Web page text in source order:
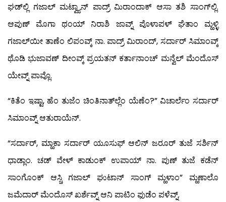
ಘಡ್‍ಲ್ಲಿ ಗಜಾಲ್ ಮಟ್ವ್ಯಾನ್ ಪಾದ್ರ್ ಮಿರಾಂದಾಕ್ ಆಸಾ ತಶಿ ಸಾಂಗ್‍ಲ್ಲಿ.
ಆಪುಣ್ ಮೊಗಾ ಥಂಯ್ ನಿರಾಶಿ ಜಾವ್ನ್ ಪೊಳಾಪಳ್ ಘೆತಾಂ ಮ್ಹಳ್ಳಿ
ಗಜಾಲ್‍ಯೀ ತಾಣೆಂ ಲಿಪಂವ್ಕ್ ನಾ. ಪಾದ್ರ್ ಮಿರಾಂದ್, ಸರ್ದಾರ್ ಸಿಮಾಂವ್ಕ್
ಥೊಡಿ ಭುಜಾವಣ್ ದೀಂವ್ಕ್ ಪ್ರಯತನ್ ಕರ್ತಾನಾಂಚ್ ಮನ್ವೆಲ್ ಮೆಂದೊಸ್
ಯೇವ್ನ್ ಪಾವ್ಲೊ.
“ಕಿತೆಂ ಇಷ್ಟಾ, ಹೆಂ ತುಜೆಂ ಚಿಂತಿನಾತ್‍ಲ್ಲೆಂ ಯೆಣೆಂ?” ವಿಚಾರ್ಲೆಂ ಸರ್ದಾರ್
ಸಿಮಾಂವ್ನ್ ಆತುರಾಯೆನ್.
“ಸರ್ದಾರ್, ಮ್ಹಾಕಾ ಸರ್ದಾರ್ ಯೂಸುಫ್ ಆಲಿನ್ ಜರೂರ್ ತುಜೆ ಸರ್ಶಿನ್
ಧಾಡ್ಲಾಂ. ಚಡ್ ವೇಳ್ ಕಾಡುಂಕ್ ಉಪಾಯ್ ನಾ. ಪುಣ್ ತುಜೆ ಕಡೆನ್
ಸಾಂಗೊಂಕ್ ಆಸ್ಚಿ ಗಜಾಲ್ ಘುಟಾನ್ ಸಾಂಗ್ ಮ್ಹಳಾಂ” ಮ್ಹಣಾಲೊ
ಜಮೆದಾರ್ ಮೆಂದೊಸ್ ಖರ್ಶೆವ್ನ್ ಆನಿ ಪಾಟಿಂ ಫುಡೆಂ ಪಳೆವ್ನ್.